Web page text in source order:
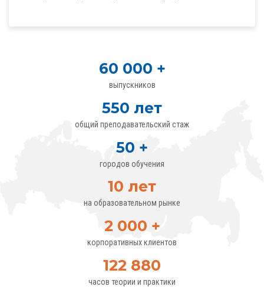
60 000 +
выпускников
550 лет
общий преподавательский стаж
50 +
городов обучения
10 лет
на образовательном рынке
2 000 +
корпоративных клиентов
122 880
часов теории и практики